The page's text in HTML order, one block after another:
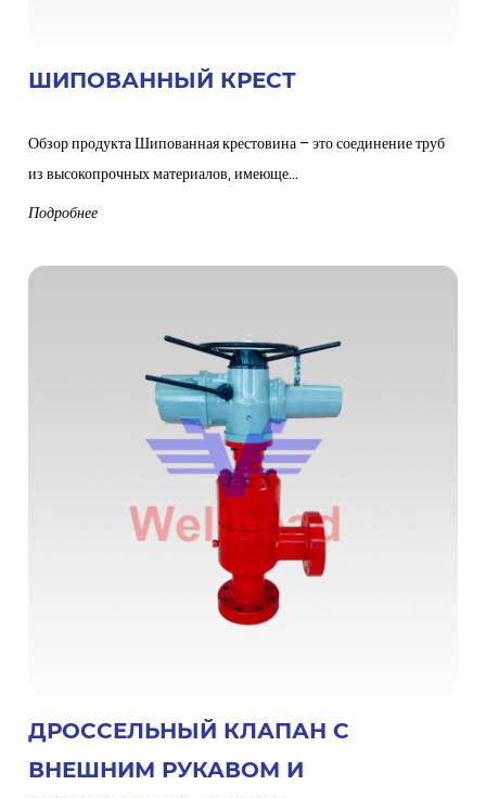
ШИПОВАННЫЙ КРЕСТ
Обзор продукта Шипованная крестовина – это соединение труб
из высокопрочных материалов, имеюще...
Подробнее
ДРОССЕЛЬНЫЙ КЛАПАН С
ВНЕШНИМ РУКАВОМ И